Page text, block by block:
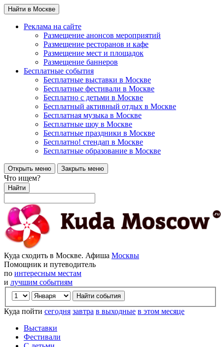
Найти в Москве
Реклама на сайте
Размещение анонсов мероприятий
Размещение ресторанов и кафе
Размещение мест и площадок
Размещение баннеров
Бесплатные события
Бесплатные выставки в Москве
Бесплатные фестивали в Москве
Бесплатно с детьми в Москве
Бесплатный активный отдых в Москве
Бесплатная музыка в Москве
Бесплатные шоу в Москве
Бесплатные праздники в Москве
Бесплатно! стендап в Москве
Бесплатные образование в Москве
Открыть меню Закрыть меню
Что ищем?
Найти
Куда сходить в Москве. Афиша Москвы
Помощник и путеводитель
по интересным местам
и лучшим событиям
Куда пойти сегодня завтра в выходные в этом месяце
Выставки
Фестивали